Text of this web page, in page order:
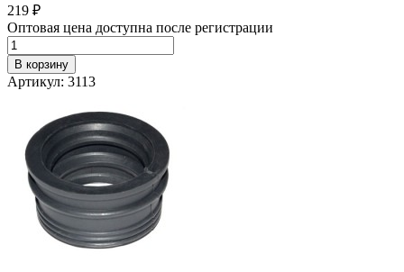
219 ₽
Оптовая цена доступна после регистрации
В корзину
Артикул: 3113